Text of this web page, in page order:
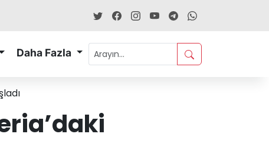
Daha Fazla